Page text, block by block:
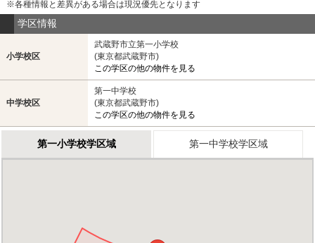
※各種情報と差異がある場合は現況優先となります
学区情報
小学校区
武蔵野市立第一小学校
(東京都武蔵野市)
この学区の他の物件を見る
中学校区
第一中学校
(東京都武蔵野市)
この学区の他の物件を見る
第一小学校学区域 第一中学校学区域